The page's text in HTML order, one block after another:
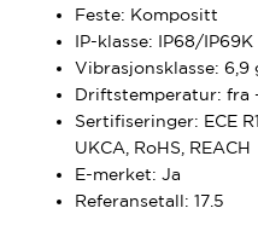
Feste: Kompositt
IP-klasse: IP68/IP69K
Vibrasjonsklasse: 6,9
Driftstemperatur: fra
Sertifiseringer: ECE
UKCA, RoHS, REACH
E-merket: Ja
Referansetall: 17.5